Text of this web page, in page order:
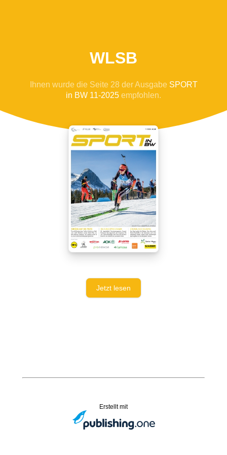
WLSB
Ihnen wurde die Seite 28 der Ausgabe SPORT
in BW 11-2025 empfohlen.
Jetzt lesen
Erstellt mit